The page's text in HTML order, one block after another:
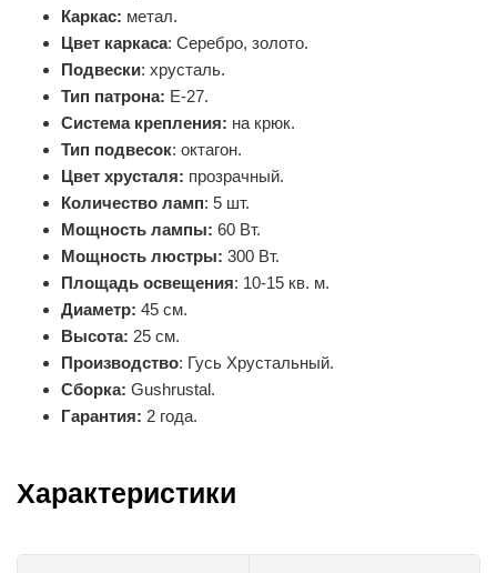
Каркас: метал.
Цвет каркаса: Серебро, золото.
Подвески: хрусталь.
Тип патрона: Е-27.
Система крепления: на крюк.
Тип подвесок: октагон.
Цвет хрусталя: прозрачный.
Количество ламп: 5 шт.
Мощность лампы: 60 Вт.
Мощность люстры: 300 Вт.
Площадь освещения: 10-15 кв. м.
Диаметр: 45 см.
Высота: 25 см.
Производство: Гусь Хрустальный.
Сборка: Gushrustal.
Гарантия: 2 года.
Характеристики